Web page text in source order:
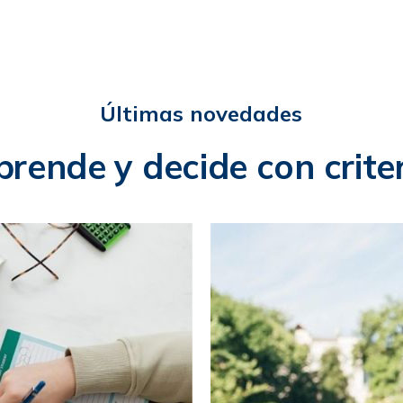
Últimas novedades
y decide con